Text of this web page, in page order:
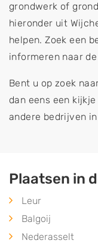
grondwerk of
hieronder uit
helpen. Zoek een
informeren naar
Bent u op zoek
dan eens een
andere bedrijven in
Plaatsen in
Leur
Balgoij
Nederasselt